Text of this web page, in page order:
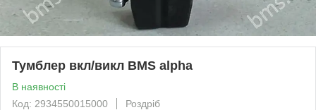
Тумблер вкл/викл BMS alpha
В наявності
Код: 2934550015000
Роздріб